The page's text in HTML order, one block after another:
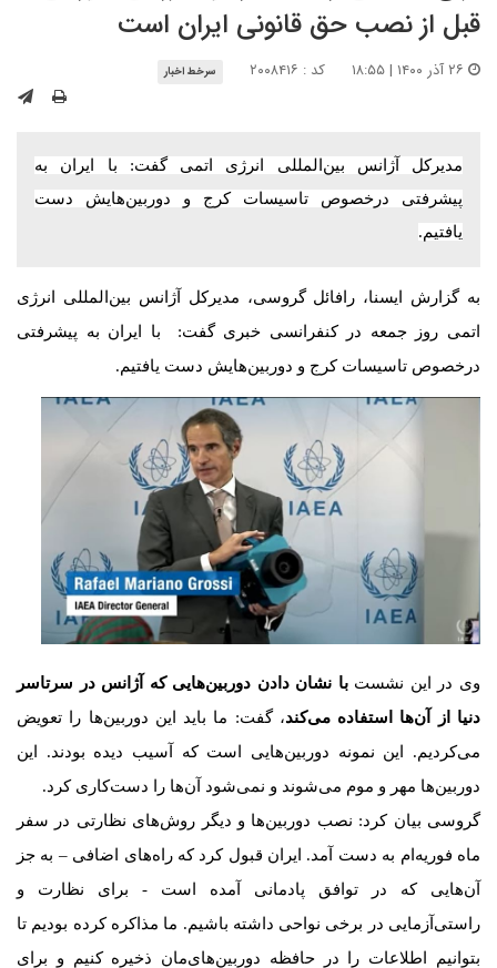
قبل از نصب حق قانونی ایران است
کد : ۲۰۰۸۴۱۶ سرخط اخبار
مدیرکل آژانس بین‌المللی انرژی اتمی گفت: با ایران به
پیشرفتی درخصوص تاسیسات کرج و دوربین‌هایش دست
یافتیم.
به گزارش ایسنا، رافائل گروسی، مدیرکل آژانس بین‌المللی انرژی
اتمی روز جمعه در کنفرانسی خبری گفت: با ایران به پیشرفتی
درخصوص تاسیسات کرج و دوربین‌هایش دست یافتیم.
وی در این نشستبا نشان دادن دوربین‌هایی که آژانس در سرتاسر
دنیا از آن‌ها استفاده می‌کند، گفت: ما باید این دوربین‌ها را تعویض
می‌کردیم. این نمونه دوربین‌هایی است که آسیب دیده بودند. این
دوربین‌ها مهر و موم می‌شوند و نمی‌شود آن‌ها را دست‌کاری کرد.
گروسی بیان کرد: نصب دوربین‌ها و دیگر روش‌های نظارتی در سفر
ماه فوریه‌ام به دست آمد. ایران قبول کرد که راه‌های اضافی – به جز
آن‌هایی که در توافق پادمانی آمده است - برای نظارت و
راستی‌آزمایی در برخی نواحی داشته باشیم. ما مذاکره کرده بودیم تا
بتوانیم اطلاعات را در حافظه دوربین‌های‌مان ذخیره کنیم و برای